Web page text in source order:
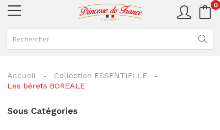
0
Accueil
Collection ESSENTIELLE
Les bérets BOREALE
Sous Catégories